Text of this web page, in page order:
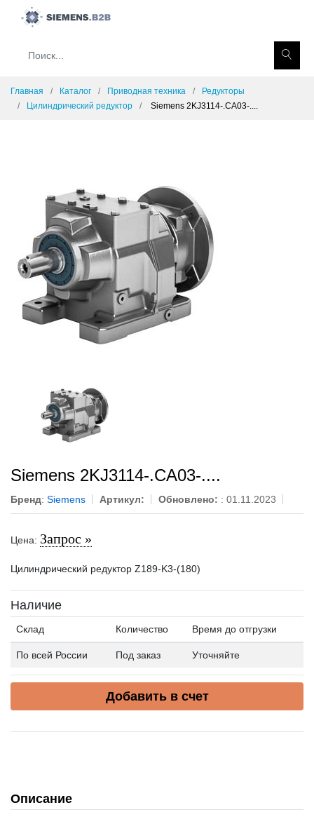
Главная Каталог Приводная техника
Редукторы
Цилиндрический редуктор
Siemens 2KJ3114-.CA03-....
Siemens 2KJ3114-.CA03-....
Бренд: Siemens Артикул: Обновлено: : 01.11.2023
Цена: Запрос »
Цилиндрический редуктор Z189-K3-(180)
Наличие
Склад Количество Время до отгрузки
По всей России Под заказ Уточняйте
Добавить в счет
Описание